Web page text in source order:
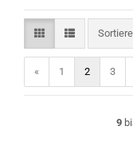
« 1 2 3
9